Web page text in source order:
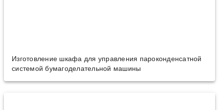
Изготовление шкафа для управления пароконденсатной
системой бумагоделательной машины